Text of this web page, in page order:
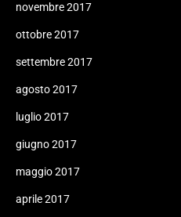
novembre 2017
ottobre 2017
settembre 2017
agosto 2017
luglio 2017
giugno 2017
maggio 2017
aprile 2017